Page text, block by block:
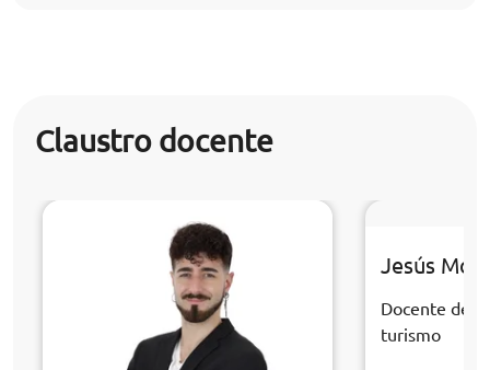
Claustro docente
Jesús
Docente de
turismo